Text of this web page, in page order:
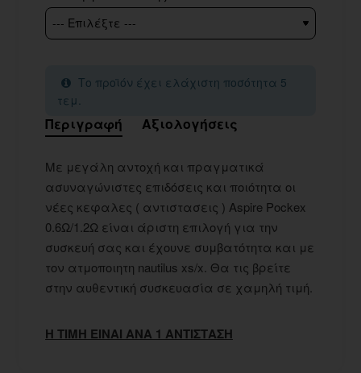
Το προϊόν έχει ελάχιστη ποσότητα 5
τεμ.
Περιγραφή Αξιολογήσεις
Με μεγάλη αντοχή και πραγματικά
ασυναγώνιστες επιδόσεις και ποιότητα οι
νέες κεφαλες ( αντιστασεις ) Aspire Pockex
0.6Ω/1.2Ω είναι άριστη επιλογή για την
συσκευή σας και έχουνε συμβατότητα και με
τον ατμοποιητη nautilus xs/x. Θα τις βρείτε
στην αυθεντική συσκευασία σε χαμηλή τιμή.
Η ΤΙΜΗ ΕΙΝΑΙ ΑΝΑ 1 ΑΝΤΙΣΤΑΣΗ